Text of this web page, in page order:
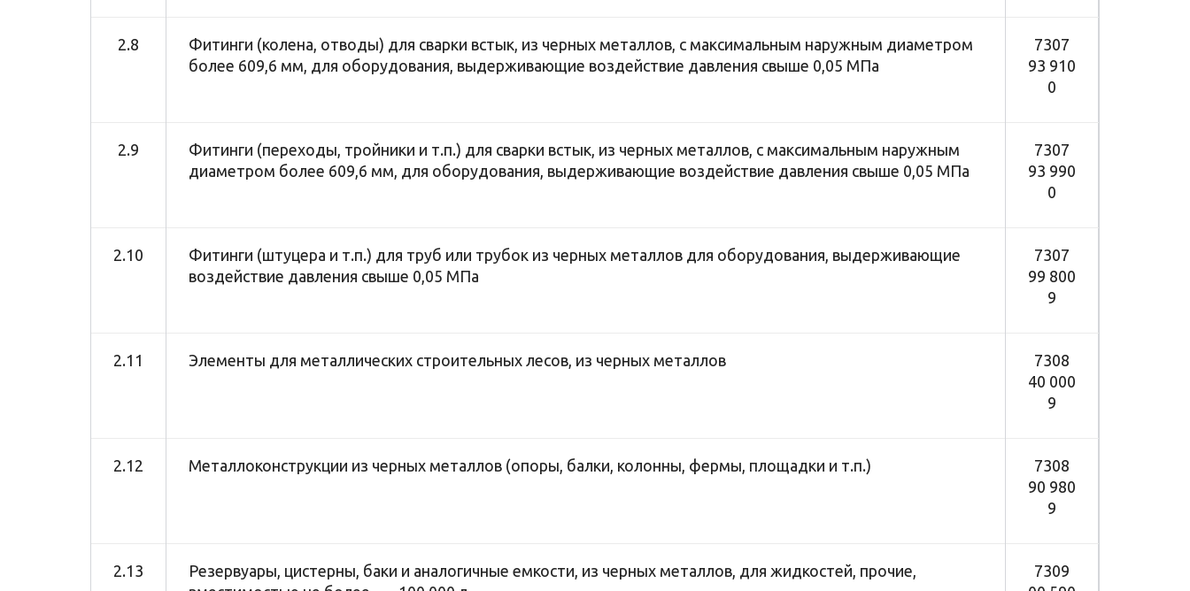
2.8
Фитинги (колена, отводы) для сварки встык, из черных металлов, с максимальным наружным диаметром
более 609,6 мм, для оборудования, выдерживающие воздействие давления свыше 0,05 МПа
7307
93 910
0
2.9
Фитинги (переходы, тройники и т.п.) для сварки встык, из черных металлов, с максимальным наружным
диаметром более 609,6 мм, для оборудования, выдерживающие воздействие давления свыше 0,05 МПа
7307
93 990
0
2.10
Фитинги (штуцера и т.п.) для труб или трубок из черных металлов для оборудования, выдерживающие
воздействие давления свыше 0,05 МПа
7307
99 800
9
2.11 Элементы для металлических строительных лесов, из черных металлов
7308
40 000
9
2.12 Металлоконструкции из черных металлов (опоры, балки, колонны, фермы, площадки и т.п.)
7308
90 980
9
2.13
Резервуары, цистерны, баки и аналогичные емкости, из черных металлов, для жидкостей, прочие,
7309